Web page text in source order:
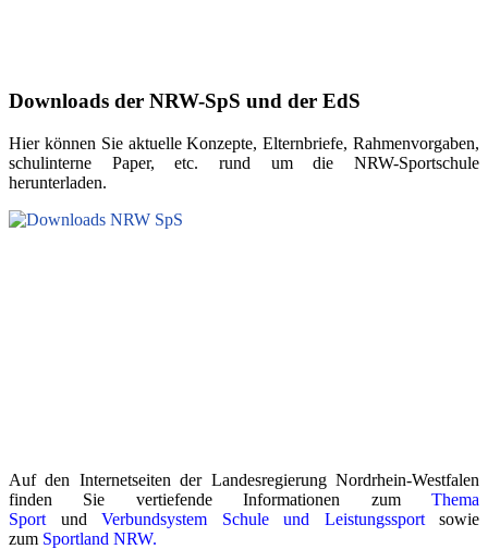
Downloads der NRW-SpS und der EdS
Hier können Sie aktuelle Konzepte, Elternbriefe, Rahmenvorgaben,
schulinterne Paper, etc. rund um die NRW-Sportschule
herunterladen.
Auf den Internetseiten der Landesregierung Nordrhein-Westfalen
finden Sie vertiefende Informationen zum
Thema
Sport und Verbundsystem Schule und Leistungssport
sowie
zum Sportland NRW.